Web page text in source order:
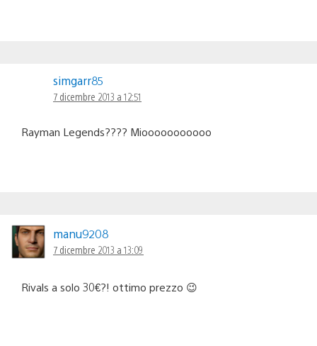
simgarr85
7 dicembre 2013 a 12:51
Rayman Legends???? Miooooooooooo
manu9208
7 dicembre 2013 a 13:09
Rivals a solo 30€?! ottimo prezzo 😉